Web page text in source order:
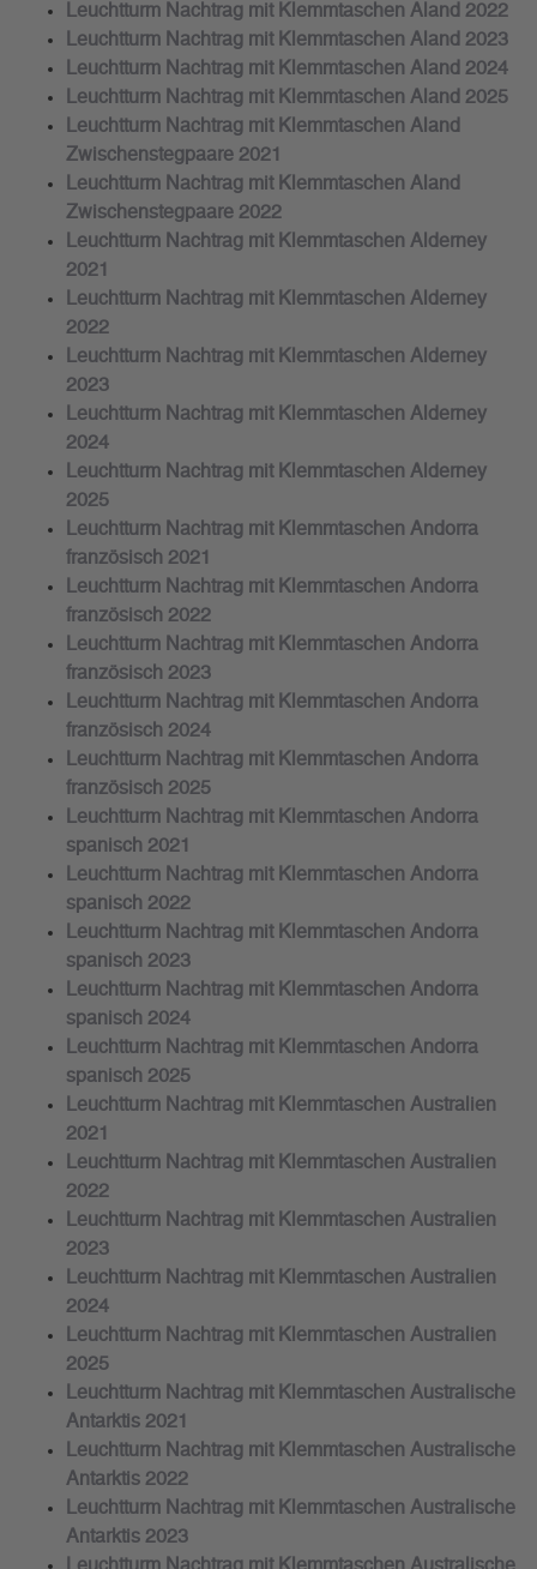
Leuchtturm Nachtrag mit Klemmtaschen Aland 2022
Leuchtturm Nachtrag mit Klemmtaschen Aland 2023
Leuchtturm Nachtrag mit Klemmtaschen Aland 2024
Leuchtturm Nachtrag mit Klemmtaschen Aland 2025
Leuchtturm Nachtrag mit Klemmtaschen Aland
Zwischenstegpaare 2021
Leuchtturm Nachtrag mit Klemmtaschen Aland
Zwischenstegpaare 2022
Leuchtturm Nachtrag mit Klemmtaschen Alderney
2021
Leuchtturm Nachtrag mit Klemmtaschen Alderney
2022
Leuchtturm Nachtrag mit Klemmtaschen Alderney
2023
Leuchtturm Nachtrag mit Klemmtaschen Alderney
2024
Leuchtturm Nachtrag mit Klemmtaschen Alderney
2025
Leuchtturm Nachtrag mit Klemmtaschen Andorra
französisch 2021
Leuchtturm Nachtrag mit Klemmtaschen Andorra
französisch 2022
Leuchtturm Nachtrag mit Klemmtaschen Andorra
französisch 2023
Leuchtturm Nachtrag mit Klemmtaschen Andorra
französisch 2024
Leuchtturm Nachtrag mit Klemmtaschen Andorra
französisch 2025
Leuchtturm Nachtrag mit Klemmtaschen Andorra
spanisch 2021
Leuchtturm Nachtrag mit Klemmtaschen Andorra
spanisch 2022
Leuchtturm Nachtrag mit Klemmtaschen Andorra
spanisch 2023
Leuchtturm Nachtrag mit Klemmtaschen Andorra
spanisch 2024
Leuchtturm Nachtrag mit Klemmtaschen Andorra
spanisch 2025
Leuchtturm Nachtrag mit Klemmtaschen Australien
2021
Leuchtturm Nachtrag mit Klemmtaschen Australien
2022
Leuchtturm Nachtrag mit Klemmtaschen Australien
2023
Leuchtturm Nachtrag mit Klemmtaschen Australien
2024
Leuchtturm Nachtrag mit Klemmtaschen Australien
2025
Leuchtturm Nachtrag mit Klemmtaschen Australische
Antarktis 2021
Leuchtturm Nachtrag mit Klemmtaschen Australische
Antarktis 2022
Leuchtturm Nachtrag mit Klemmtaschen Australische
Antarktis 2023